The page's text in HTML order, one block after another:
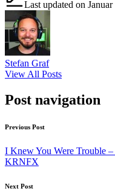
Last updated on
Stefan Graf
View All Posts
Post navigation
Previous Post
I Knew You Were Trouble
KRNFX
Next Post